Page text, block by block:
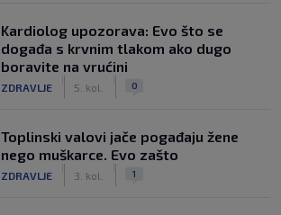
Kardiolog upozorava: Evo što se
događa s krvnim tlakom ako dugo
boravite na vrućini
ZDRAVLJE 5. kol. 0
Toplinski valovi jače pogađaju žene
nego muškarce. Evo zašto
ZDRAVLJE 3. kol. 1